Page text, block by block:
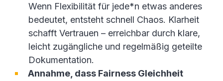
Wenn Flexibilität für jede*n etwas anderes
bedeutet, entsteht schnell Chaos. Klarheit
schafft Vertrauen – erreichbar durch klare,
leicht zugängliche und regelmäßig geteilte
Dokumentation.
Annahme, dass Fairness Gleichheit